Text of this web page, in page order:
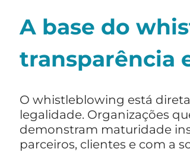
A base do
transparência
O whistleblowing está
legalidade. Organizações
demonstram maturidade
parceiros, clientes e com a